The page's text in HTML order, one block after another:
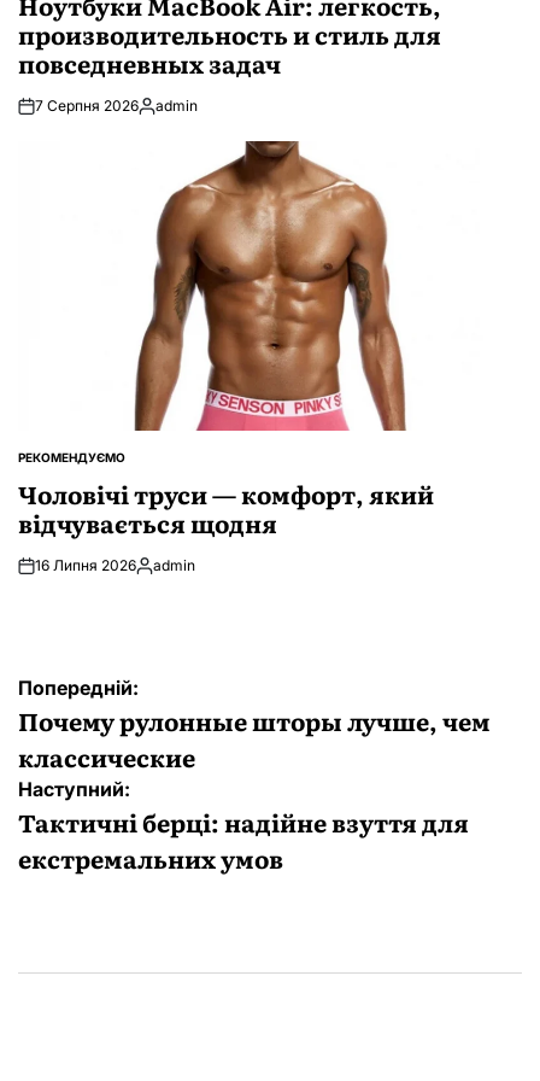
производительность и стиль для
повседневных задач
7 Серпня 2026Опубліковано
admin
ОПУБЛІКУВАТИ
РЕКОМЕНДУЄМО
Чоловічі труси — комфорт, який
відчувається щодня
16 Липня 2026Опубліковано
admin
Навігація
записів
Попередній:
Почему рулонные шторы лучше, чем
классические
Наступний:
Тактичні берці: надійне взуття для
екстремальних умов